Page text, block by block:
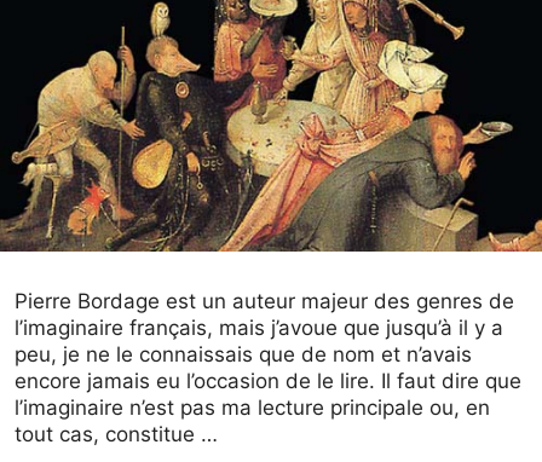
Pierre Bordage est un auteur majeur des genres de
l’imaginaire français, mais j’avoue que jusqu’à il y a
peu, je ne le connaissais que de nom et n’avais
encore jamais eu l’occasion de le lire. Il faut dire que
l’imaginaire n’est pas ma lecture principale ou, en
tout cas, constitue …